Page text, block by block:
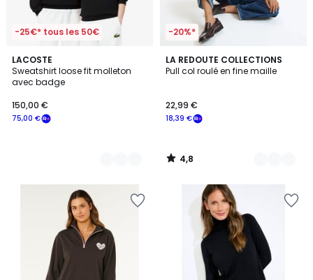
-25€* tous les 50€
LACOSTE
Sweatshirt loose fit molleton
avec badge
75,00 €
150,00 €
2
Couleurs
-20%*
LA REDOUTE COLLECTIONS
Pull col roulé en fine maille
18,39 €
22,99 €
4,8
/ 5
3
Couleurs
4,8
/